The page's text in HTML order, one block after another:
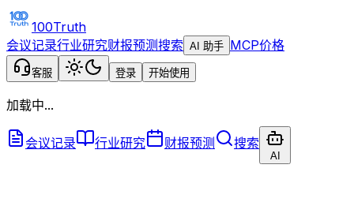
100Truth
会议记录行业研究财报预测搜索 AI 助手 MCP价格
客服 登录 开始使用
加载中...
会议记录 行业研究 财报预测 搜索
AI